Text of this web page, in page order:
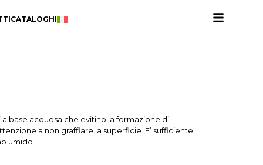
CATALOGHI
base acquosa che evitino la formazione di
a non graffiare la superficie. E’ sufficiente
umido.